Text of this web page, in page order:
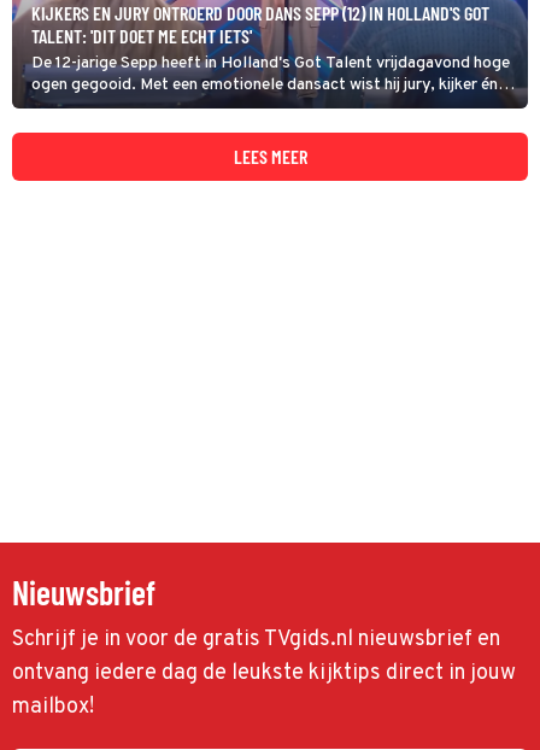
KIJKERS EN JURY ONTROERD DOOR DANS SEPP (12) IN HOLLAND'S GOT
TALENT: 'DIT DOET ME ECHT IETS'
De 12-jarige Sepp heeft in Holland's Got Talent vrijdagavond hoge
ogen gegooid. Met een emotionele dansact wist hij jury, kijker én
presentatoren Jamai en Buddy te ontroeren.
LEES MEER
Nieuwsbrief
Schrijf je in voor de gratis TVgids.nl nieuwsbrief en
ontvang iedere dag de leukste kijktips direct in jouw
mailbox!